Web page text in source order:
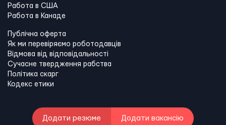
Работа в США
Работа в Канадe
Публічна оферта
Як ми перевіряємо роботодавців
Відмова від відповідальності
Сучасне твердження рабства
Політика скарг
Кодекс етики
Додати резюме Додати вакансію